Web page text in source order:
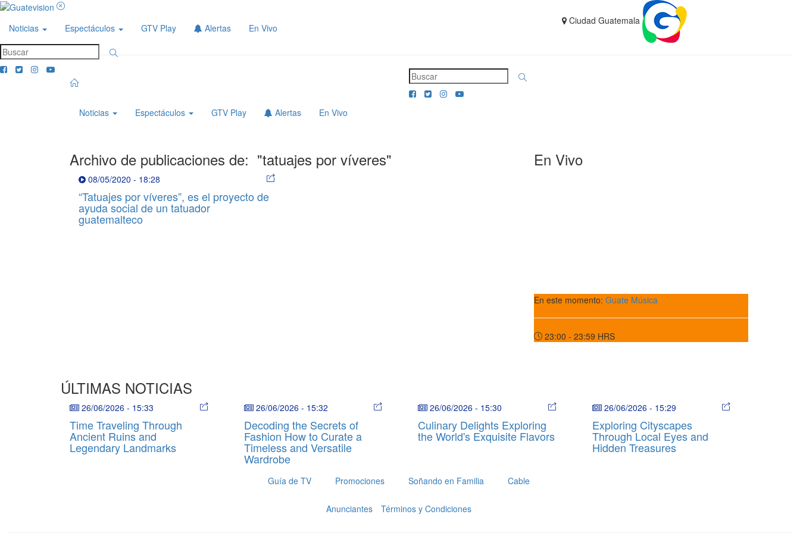
Noticias Espectáculos GTV Play Alertas En Vivo
Ciudad Guatemala
Noticias Espectáculos GTV Play Alertas En Vivo
Archivo de publicaciones de: "tatuajes por víveres"
08/05/2020 - 18:28
“Tatuajes por víveres”, es el proyecto de
ayuda social de un tatuador
guatemalteco
En Vivo
En este momento: Guate Música
23:00 - 23:59 HRS
ÚLTIMAS NOTICIAS
26/06/2026 - 15:33
Time Traveling Through
Ancient Ruins and
Legendary Landmarks
26/06/2026 - 15:32
Decoding the Secrets of
Fashion How to Curate a
Timeless and Versatile
Wardrobe
26/06/2026 - 15:30
Culinary Delights Exploring
the World's Exquisite Flavors
26/06/2026 - 15:29
Exploring Cityscapes
Through Local Eyes and
Hidden Treasures
Guía de TV Promociones Soñando en Familia Cable
Anunciantes Términos y Condiciones